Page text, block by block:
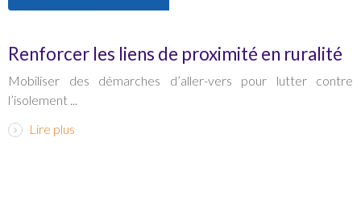
Renforcer les liens de proximité en ruralité
Mobiliser des démarches d’aller-vers pour lutter contre
l’isolement ...
Lire plus